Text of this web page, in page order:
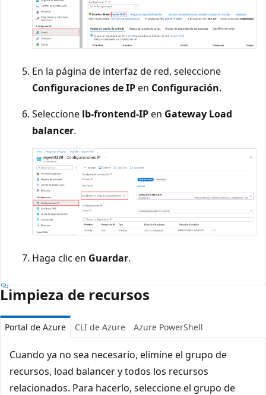
En la página de interfaz de red, seleccione
Configuraciones de IPen Configuración.
Seleccione lb-frontend-IPen Gateway Load
balancer.
Haga clic en Guardar.
Limpieza de recursos
Portal de Azure CLI de Azure Azure PowerShell
Cuando ya no sea necesario, elimine el grupo de
recursos, load balancer y todos los recursos
relacionados. Para hacerlo, seleccione el grupo de